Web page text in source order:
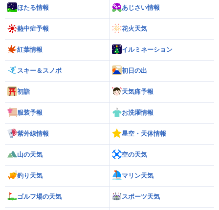
ほたる情報 あじさい情報
熱中症予報 花火天気
紅葉情報 イルミネーション
スキー＆スノボ 初日の出
初詣 天気痛予報
服装予報 お洗濯情報
紫外線情報 星空・天体情報
山の天気 空の天気
釣り天気 マリン天気
ゴルフ場の天気 スポーツ天気